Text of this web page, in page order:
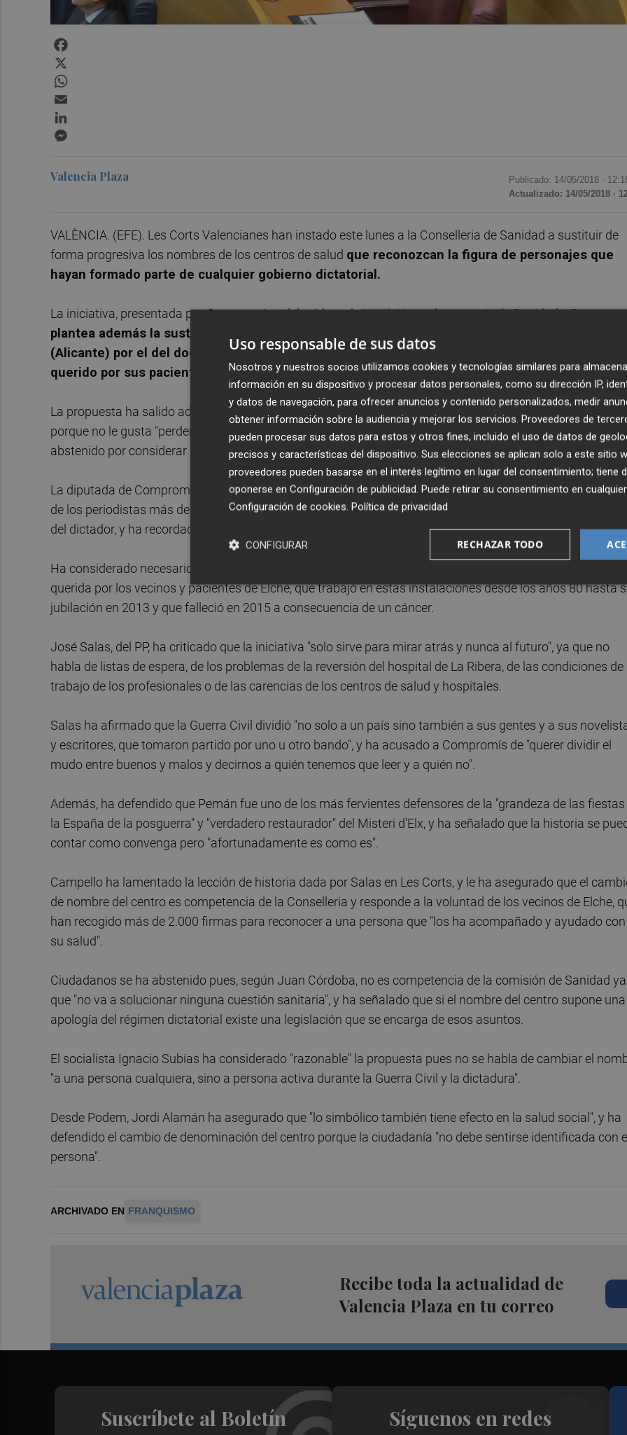
Valencia Plaza Publicado: 14/05/2018 ·
Actualizado: 14/05/2018 ·
VALÈNCIA. (EFE). Les Corts Valencianes han instado este lunes a la Conselleria de Sanidad a sustituir de
forma progresiva los nombres de los centros de salud que reconozcan la figura de personajes que
hayan formado parte de cualquier gobierno dictatorial.
La iniciativa, presentada por Compromís y debatida en la comisión parlamentaria de Sanidad y Consumo,
plantea además la sustitución el nombre del centro de salud José María Pemán de Elche
(Alicante) por el del doctor Alberto García, médico de este centro fallecido en 2015 y muy
querido por sus pacientes.
La propuesta ha salido adelante con el apoyo del PSPV y Podem, mientras que el PP ha votado en contra
porque no le gusta "perder el tiempo" con iniciativas que "solo sirven para mirar atrás" y Ciudadanos se ha
abstenido por considerar que el asunto no es competencia de la comisión de Sanidad.
La diputada de Compromís Marian Campelloha destacado que José María Pemán (1897-1981) fue uno
de los periodistas más destacados durante el golpe de Estado del general Franco y durante la primera
del dictador, y ha recordado que el Ayuntamiento de Elche ya cambió el nombre de la calle de este
Ha considerado necesario cambiar ahora el nombre del centro de salud y darle el de una persona muy
querida por los vecinos y pacientes de Elche, que trabajó en estas instalaciones desde los años 80 hasta
jubilación en 2013 y que falleció en 2015 a consecuencia de un cáncer.
José Salas, del PP, ha criticado que la iniciativa "solo sirve para mirar atrás y nunca al futuro", ya que no
habla de listas de espera, de los problemas de la reversión del hospital de La Ribera, de las condiciones de
trabajo de los profesionales o de las carencias de los centros de salud y hospitales.
Salas ha afirmado que la Guerra Civil dividió "no solo a un país sino también a sus gentes y a sus
y escritores, que tomaron partido por uno u otro bando", y ha acusado a Compromís de "querer dividir el
mudo entre buenos y malos y decirnos a quién tenemos que leer y a quién no".
Además, ha defendido que Pemán fue uno de los más fervientes defensores de la "grandeza de las fiestas
la España de la posguerra" y "verdadero restaurador" del Misteri d'Elx, y ha señalado que la historia se
contar como convenga pero "afortunadamente es como es".
Campello ha lamentado la lección de historia dada por Salas en Les Corts, y le ha asegurado que el
de nombre del centro es competencia de la Conselleria y responde a la voluntad de los vecinos de Elche,
han recogido más de 2.000 firmas para reconocer a una persona que "los ha acompañado y ayudado con
su salud".
Ciudadanos se ha abstenido pues, según Juan Córdoba, no es competencia de la comisión de Sanidad ya
que "no va a solucionar ninguna cuestión sanitaria", y ha señalado que si el nombre del centro supone una
apología del régimen dictatorial existe una legislación que se encarga de esos asuntos.
El socialista Ignacio Subías ha considerado "razonable" la propuesta pues no se habla de cambiar el
"a una persona cualquiera, sino a persona activa durante la Guerra Civil y la dictadura".
Desde Podem, Jordi Alamán ha asegurado que "lo simbólico también tiene efecto en la salud social", y ha
defendido el cambio de denominación del centro porque la ciudadanía "no debe sentirse identificada con
persona".
ARCHIVADO EN FRANQUISMO
Recibe toda la actualidad de
Valencia Plaza en tu correo
Suscríbete al Boletín Síguenos en redes
Uso responsable de sus datos
Nosotros y nuestros socios utilizamos cookies y tecnologías similares para
información en su dispositivo y procesar datos personales, como su dirección IP,
y datos de navegación, para ofrecer anuncios y contenido personalizados, medir
obtener información sobre la audiencia y mejorar los servicios. Proveedores de
pueden procesar sus datos para estos y otros fines, incluido el uso de datos de
precisos y características del dispositivo. Sus elecciones se aplican solo a este sitio
proveedores pueden basarse en el interés legítimo en lugar del consentimiento; tiene
oponerse en Configuración de publicidad. Puede retirar su consentimiento en
Configuración de cookies. Política de privacidad
RECHAZAR TODO
CONFIGURAR